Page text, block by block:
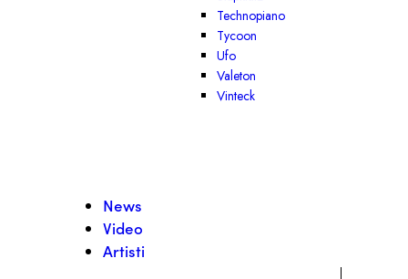
Technopiano
Tycoon
Ufo
Valeton
Vinteck
News
Video
Artisti